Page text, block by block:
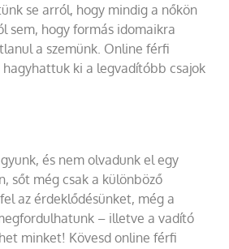
se arról, hogy mindig a nőkön
sem, hogy formás idomaikra
a szemünk. Online férfi
ki a legvadítóbb csajok
és nem olvadunk el egy
sőt még csak a különböző
az érdeklődésünket, még a
– illetve a vadító
minket! Kövesd online férfi